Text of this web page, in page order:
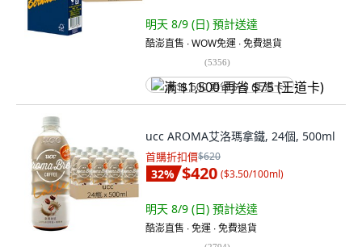
明天 8/9 (日) 預計送達
酷澎直售 ∙ WOW免運 ∙ 免費退貨
(5356)
满 $1,500 再省 $75 (王道卡)
ucc AROMA艾洛瑪拿鐵, 24個, 500ml
首購折扣價$620
32% $420 ($3.50/100ml)
明天 8/9 (日) 預計送達
酷澎直售 ∙ 免運 ∙ 免費退貨